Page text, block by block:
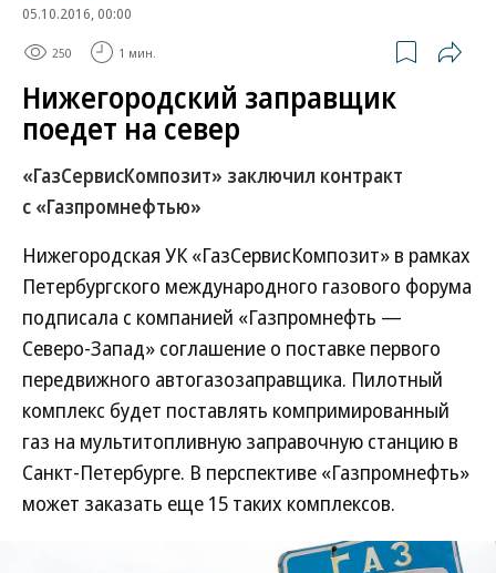
05.10.2016, 00:00
250 1 мин.
Нижегородский заправщик
поедет на север
«ГазСервисКомпозит» заключил контракт
с «Газпромнефтью»
Нижегородская УК «ГазСервисКомпозит» в рамках
Петербургского международного газового форума
подписала с компанией «Газпромнефть —
Северо-Запад» соглашение о поставке первого
передвижного автогазозаправщика. Пилотный
комплекс будет поставлять компримированный
газ на мультитопливную заправочную станцию в
Санкт-Петербурге. В перспективе «Газпромнефть»
может заказать еще 15 таких комплексов.